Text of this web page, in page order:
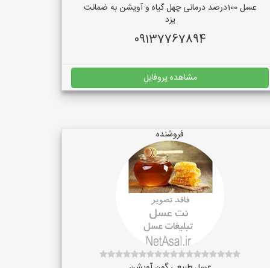
عسل 100درصد درمانی چهل گیاه و آویشن به ضمانت
یزد
09137767894
مشاهده پروفایل
فروشنده